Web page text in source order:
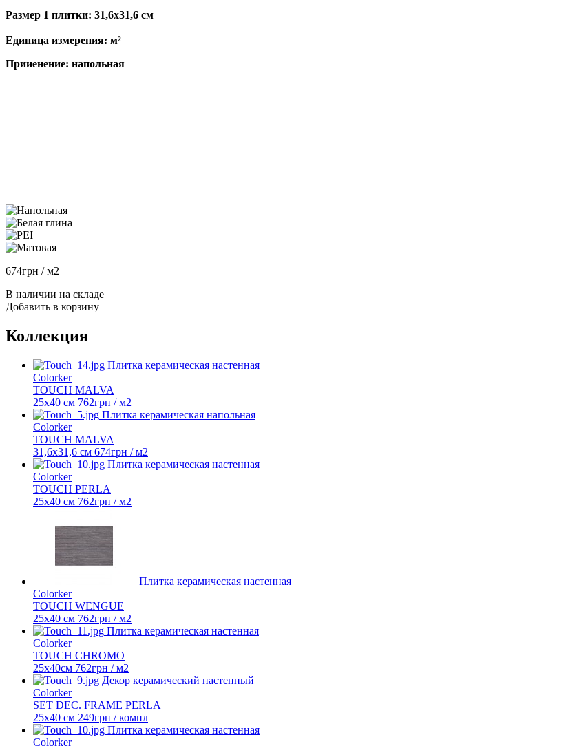
Размер 1 плитки: 31,6x31,6 см
Единица измерения: м²
Прииенение: напольная
674грн / м2
В наличии на складе
Добавить в корзину
Коллекция
Плитка керамическая настенная
Colorker
TOUCH MALVA
25x40 см 762грн / м2
Плитка керамическая напольная
Colorker
TOUCH MALVA
31,6x31,6 см 674грн / м2
Плитка керамическая настенная
Colorker
TOUCH PERLA
25x40 см 762грн / м2
Плитка керамическая настенная
Colorker
TOUCH WENGUE
25x40 см 762грн / м2
Плитка керамическая настенная
Colorker
TOUCH CHROMO
25x40cм 762грн / м2
Декор керамический настенный
Colorker
SET DEC. FRAME PERLA
25x40 см 249грн / компл
Плитка керамическая настенная
Colorker